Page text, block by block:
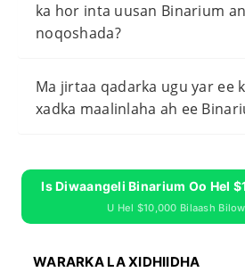
ka hor inta uusan Binarium
noqoshada?
Ma jirtaa qadarka ugu yar ee
xadka maalinlaha ah ee
Is Diwaangeli Binarium Oo Hel
U Hel $10,000 Bilaash
WARARKA LA XIDHIIDHA